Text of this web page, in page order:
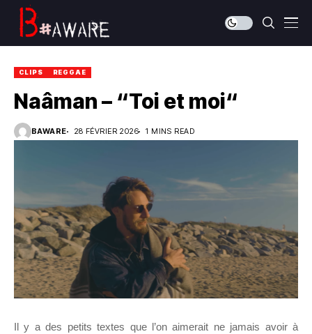
CLIPS REGGAE
Naâman – “Toi et moi“
BAWARE 28 FÉVRIER 2026 1 MINS READ
Il y a des petits textes que l’on aimerait ne jamais avoir à